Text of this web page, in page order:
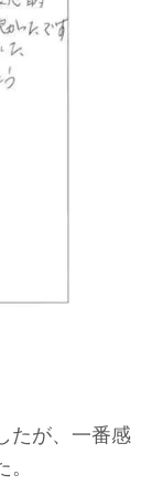
たが、一番感